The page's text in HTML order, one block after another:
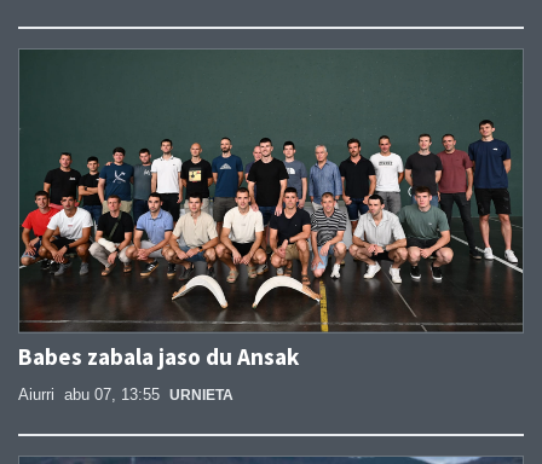
Babes zabala jaso du Ansak
Aiurri abu 07, 13:55 URNIETA